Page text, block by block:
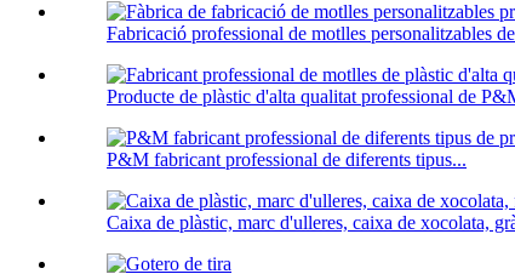
Fabricació professional de motlles personalitzables
Producte de plàstic d'alta qualitat professional de
P&M fabricant professional de diferents tipus...
Caixa de plàstic, marc d'ulleres, caixa de xocolata,